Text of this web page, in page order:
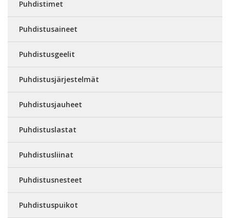
Puhdistimet
Puhdistusaineet
Puhdistusgeelit
Puhdistusjärjestelmät
Puhdistusjauheet
Puhdistuslastat
Puhdistusliinat
Puhdistusnesteet
Puhdistuspuikot